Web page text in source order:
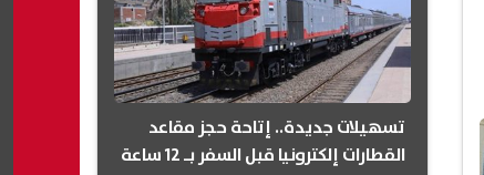
تسهيلات جديدة.. إتاحة حجز مقاعد
القطارات إلكترونيا قبل السفر بـ 12 ساعة